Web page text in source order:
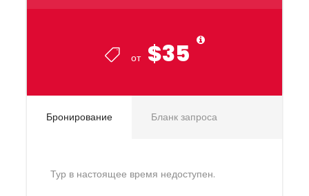
от $35
Бронирование Бланк запроса
Тур в настоящее время недоступен.